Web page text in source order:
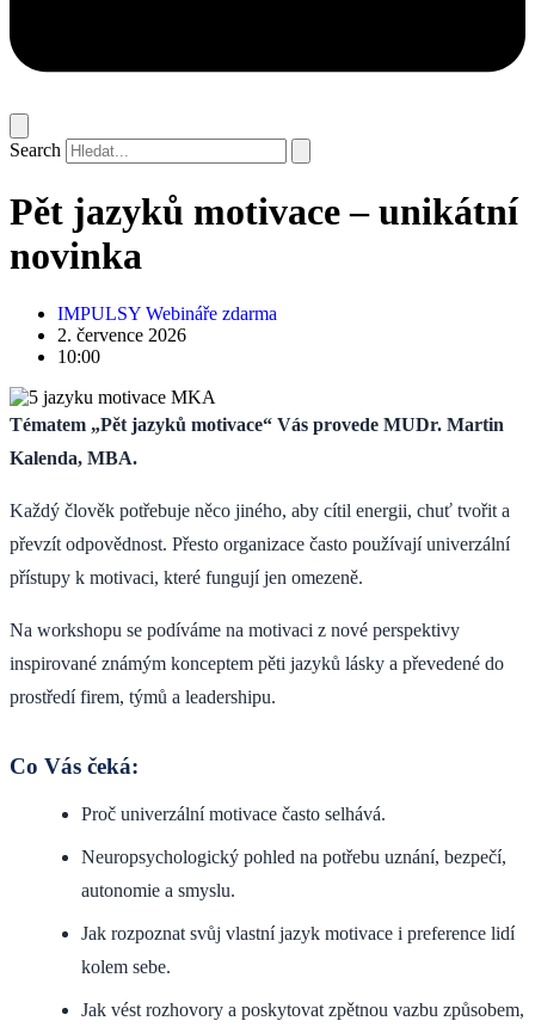
Search
Pět jazyků motivace – unikátní
novinka
IMPULSY Webináře zdarma
2. července 2026
10:00
Tématem „Pět jazyků motivace“ Vás provede MUDr. Martin
Kalenda, MBA.
Každý člověk potřebuje něco jiného, aby cítil energii, chuť tvořit a
převzít odpovědnost. Přesto organizace často používají univerzální
přístupy k motivaci, které fungují jen omezeně.
Na workshopu se podíváme na motivaci z nové perspektivy
inspirované známým konceptem pěti jazyků lásky a převedené do
prostředí firem, týmů a leadershipu.
Co Vás čeká:
Proč univerzální motivace často selhává.
Neuropsychologický pohled na potřebu uznání, bezpečí,
autonomie a smyslu.
Jak rozpoznat svůj vlastní jazyk motivace i preference lidí
kolem sebe.
Jak vést rozhovory a poskytovat zpětnou vazbu způsobem,